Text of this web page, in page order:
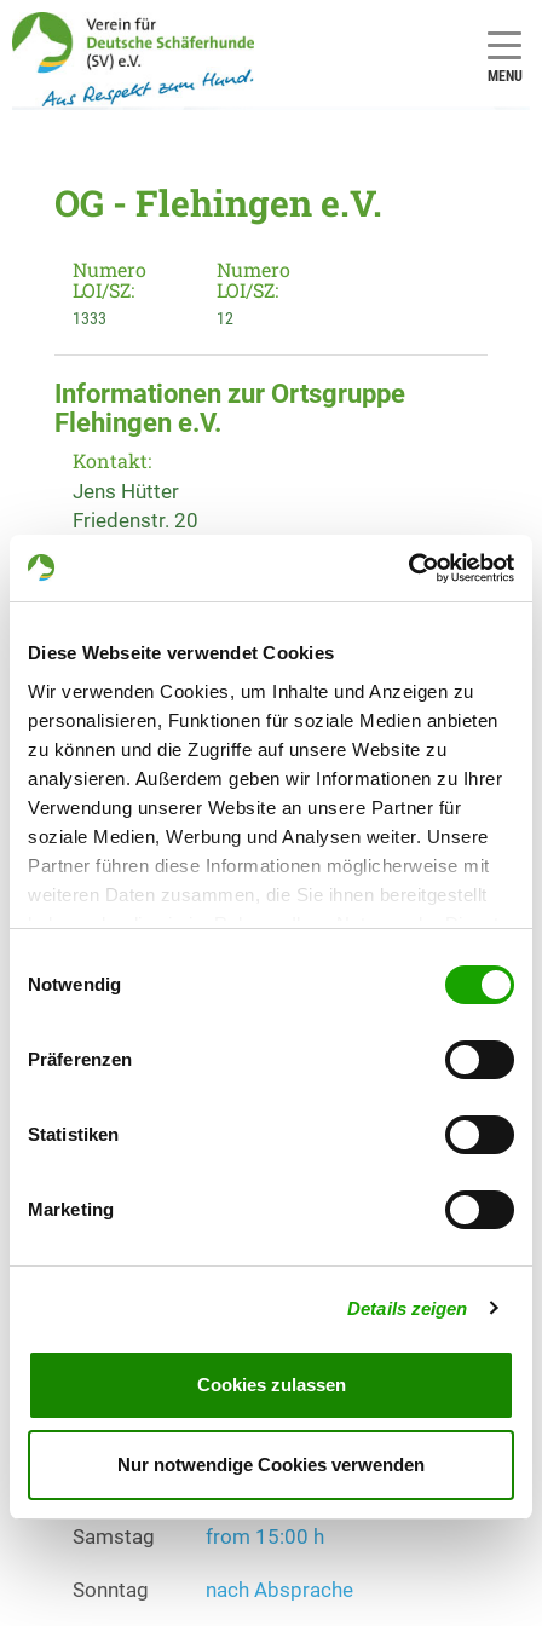
Diese Webseite verwendet Cookies
Wir verwenden Cookies, um Inhalte und Anzeigen zu
personalisieren, Funktionen für soziale Medien anbieten
zu können und die Zugriffe auf unsere Website zu
analysieren. Außerdem geben wir Informationen zu Ihrer
Verwendung unserer Website an unsere Partner für
soziale Medien, Werbung und Analysen weiter. Unsere
Partner führen diese Informationen möglicherweise mit
weiteren Daten zusammen, die Sie ihnen bereitgestellt
haben oder die sie im Rahmen Ihrer Nutzung der Dienste
Cookies, wenn Sie unsere Webseite weiterhin nutzen.
Notwendig
Präferenzen
Statistiken
Marketing
Details zeigen
Cookies zulassen
Nur notwendige Cookies verwenden
MENU
OG - Flehingen e.V.
Numero
LOI/SZ:
1333
Numero
LOI/SZ:
12
Informationen zur Ortsgruppe
Flehingen e.V.
Kontakt:
Jens Hütter
Friedenstr. 20
75038 Oberderdingen
Handy:
015152023938
E-Mail:
info@SV-OG-Flehingen.de
Homepage:
www.sv-og-flehingen.de
Angebot:
Faehrte, Unterordnung, Schutzdienst
Übungszeiten im Sommer:
Mittwoch
nach Absprache
from 17:00 h
Mittwoch from 17:30 h
16:00 h - 17:00 h
Samstag from 15:00 h
Sonntag nach Absprache